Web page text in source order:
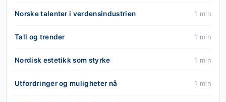
Norske talenter i verdensindustrien 1 min
Tall og trender 1 min
Nordisk estetikk som styrke 1 min
Utfordringer og muligheter nå 1 min